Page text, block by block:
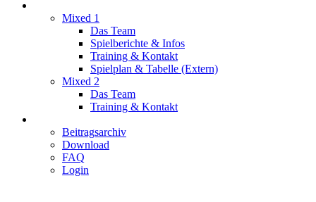
Mixed 1
Das Team
Spielberichte & Infos
Training & Kontakt
Spielplan & Tabelle (Extern)
Mixed 2
Das Team
Training & Kontakt
Beitragsarchiv
Download
FAQ
Login